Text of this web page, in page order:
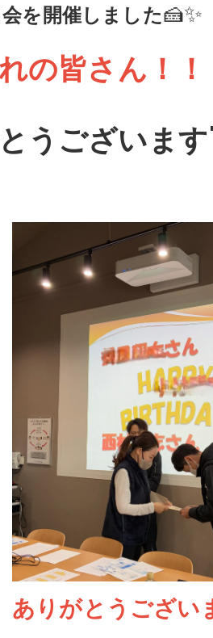
を開催しました🍰✨
の皆さん！！
うございます
ありがとうござい